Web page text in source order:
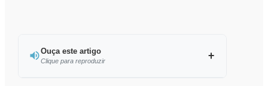
Ouça este artigo
Clique para reproduzir